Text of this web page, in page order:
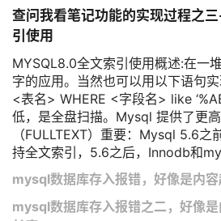
查问我看笔记功能的实现过程之
引使用​
MYSQL8.0全文索引使用概述:在一
字的应用。当然也可以用以下语句
<表名> WHERE <字段名> like
低，是全盘扫描。Mysql 提供了更
（FULLTEXT）重要：Mysql 5.6
持全文索引，5.6之后，Innodb和
mysql数据库存入报错，好像是内
mysql数据库存入报错之二，好像